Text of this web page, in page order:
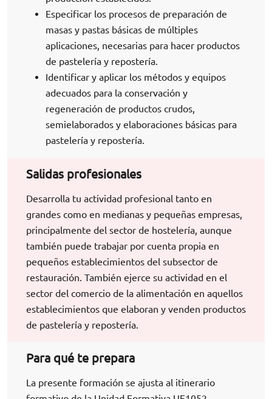
Especificar los procesos de preparación de
masas y pastas básicas de múltiples
aplicaciones, necesarias para hacer productos
de pastelería y repostería.
Identificar y aplicar los métodos y equipos
adecuados para la conservación y
regeneración de productos crudos,
semielaborados y elaboraciones básicas para
pastelería y repostería.
Salidas profesionales
Desarrolla tu actividad profesional tanto en
grandes como en medianas y pequeñas empresas,
principalmente del sector de hostelería, aunque
también puede trabajar por cuenta propia en
pequeños establecimientos del subsector de
restauración. También ejerce su actividad en el
sector del comercio de la alimentación en aquellos
establecimientos que elaboran y venden productos
de pastelería y repostería.
Para qué te prepara
La presente formación se ajusta al itinerario